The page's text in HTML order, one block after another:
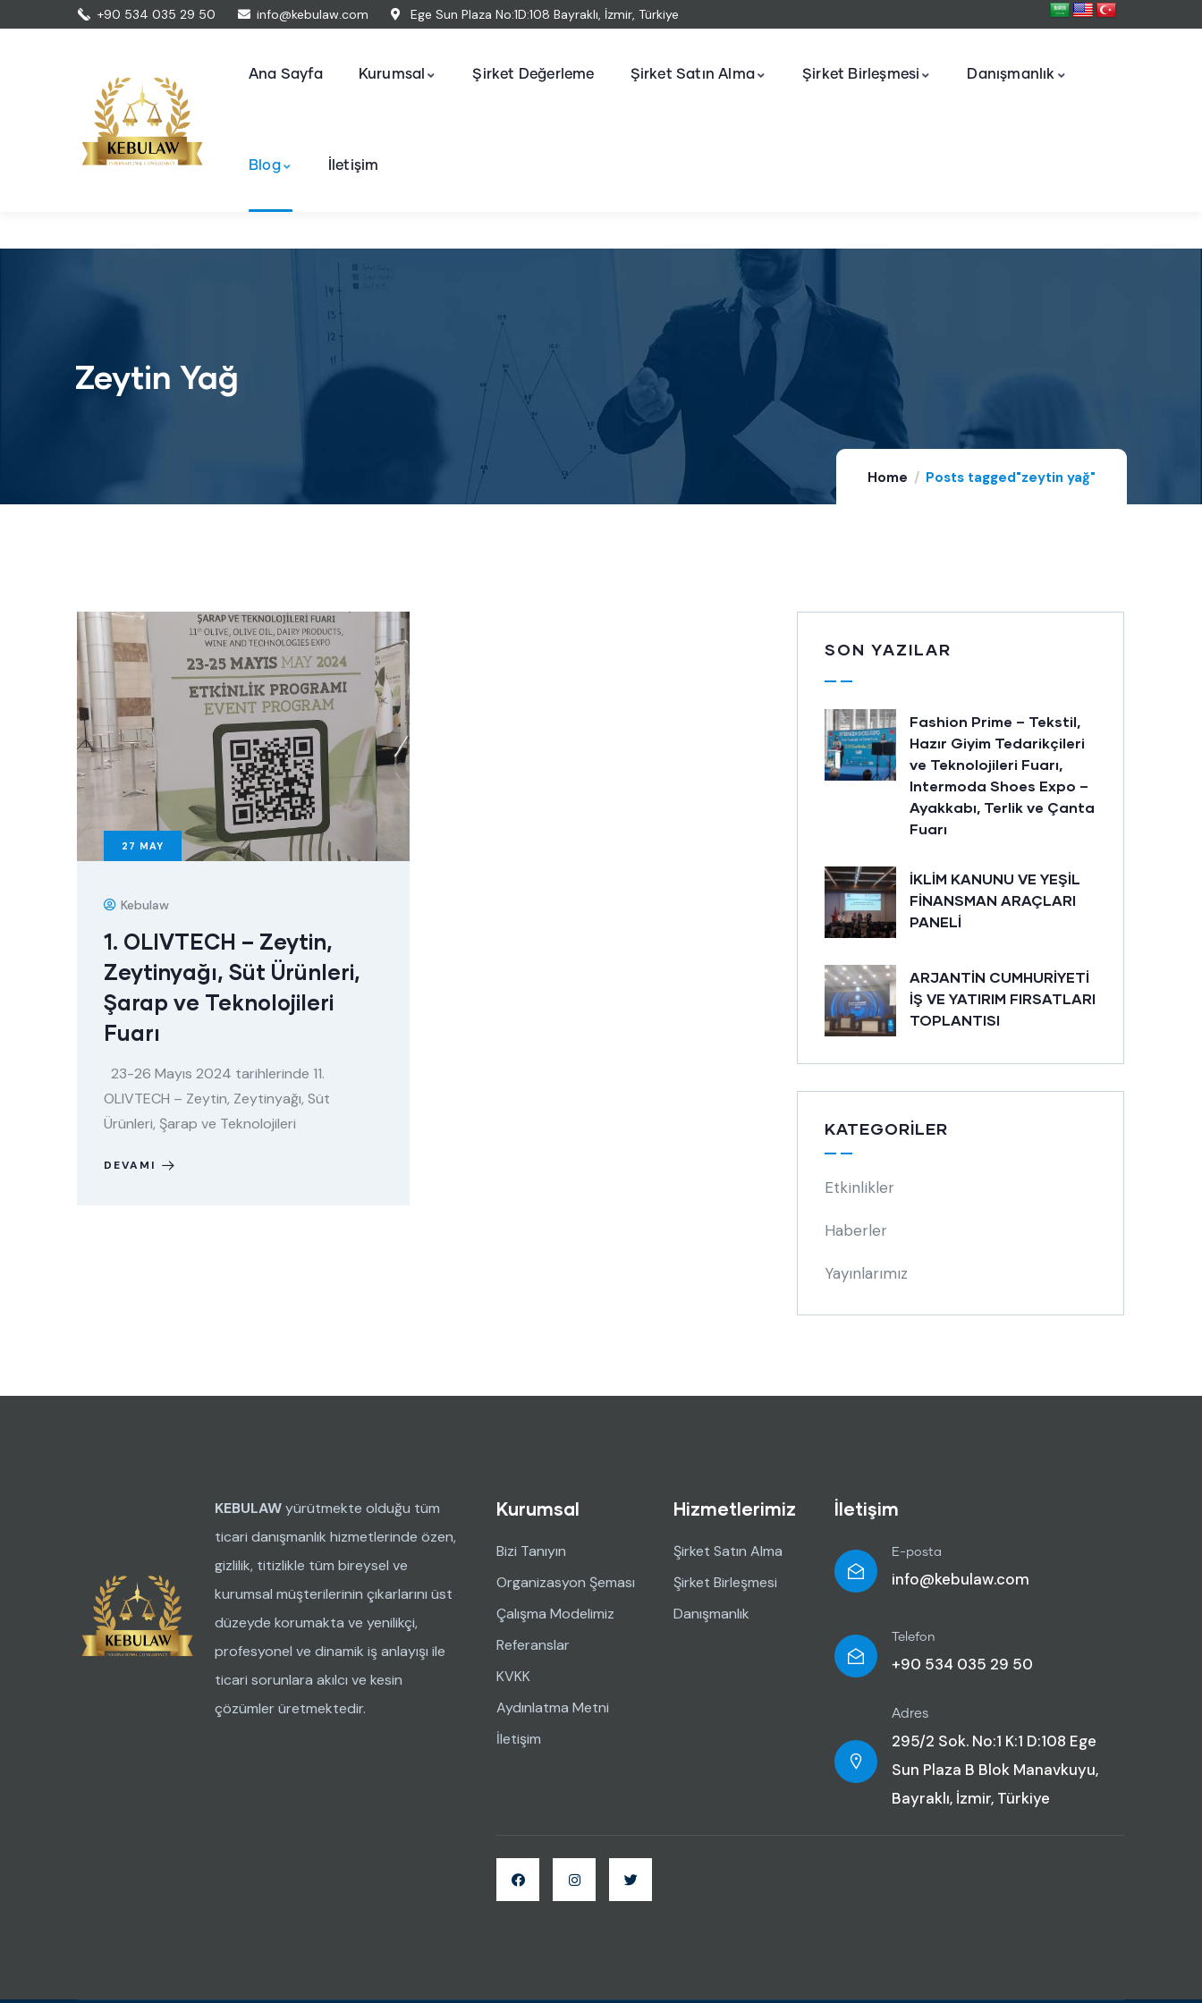
+90 534 035 29 50 info@kebulaw.com Ege Sun Plaza No:1D:108 Bayraklı, İzmir, Türkiye
Ana Sayfa Kurumsal Şirket Değerleme Şirket Satın Alma Şirket Birleşmesi Danışmanlık
Blog İletişim
Zeytin Yağ
Home Posts tagged"zeytin yağ"
27 MAY
Kebulaw
1. OLIVTECH – Zeytin,
Zeytinyağı, Süt Ürünleri,
Şarap ve Teknolojileri
Fuarı
23-26 Mayıs 2024 tarihlerinde 11.
OLIVTECH – Zeytin, Zeytinyağı, Süt
Ürünleri, Şarap ve Teknolojileri
DEVAMI
SON YAZILAR
Fashion Prime – Tekstil,
Hazır Giyim Tedarikçileri
ve Teknolojileri Fuarı,
Intermoda Shoes Expo –
Ayakkabı, Terlik ve Çanta
Fuarı
İKLİM KANUNU VE YEŞİL
FİNANSMAN ARAÇLARI
PANELİ
ARJANTİN CUMHURİYETİ
İŞ VE YATIRIM FIRSATLARI
TOPLANTISI
KATEGORILER
Etkinlikler
Haberler
Yayınlarımız
KEBULAWyürütmekte olduğu tüm
ticari danışmanlık hizmetlerinde özen,
gizlilik, titizlikle tüm bireysel ve
kurumsal müşterilerinin çıkarlarını üst
düzeyde korumakta ve yenilikçi,
profesyonel ve dinamik iş anlayışı ile
ticari sorunlara akılcı ve kesin
çözümler üretmektedir.
Kurumsal
Bizi Tanıyın
Organizasyon Şeması
Çalışma Modelimiz
Referanslar
KVKK
Aydınlatma Metni
İletişim
Hizmetlerimiz
Şirket Satın Alma
Şirket Birleşmesi
Danışmanlık
İletişim
E-posta
info@kebulaw.com
Telefon
+90 534 035 29 50
Adres
295/2 Sok. No:1 K:1 D:108 Ege
Sun Plaza B Blok Manavkuyu,
Bayraklı, İzmir, Türkiye